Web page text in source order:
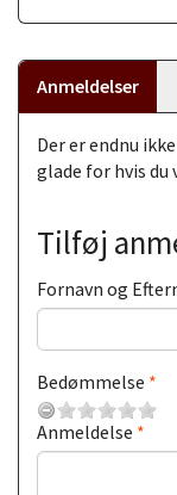
Anmeldelser
Der er endnu
glade for hvis du
Tilføj
Fornavn og
Bedømmelse
Anmeldelse